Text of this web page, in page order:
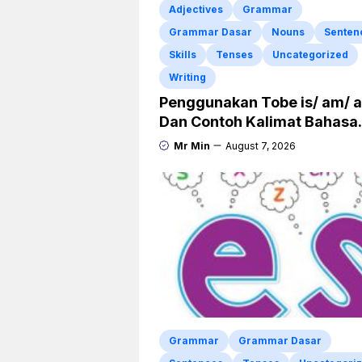
Adjectives
Grammar
Grammar Dasar
Nouns
Skills
Tenses
Uncategorized
Writing
Penggunakan Tobe is/ am/
Dan Contoh Kalimat Bahasa
Inggris dalam Bentuk Simple
Mr Min August 7, 2026
Grammar
Grammar Dasar